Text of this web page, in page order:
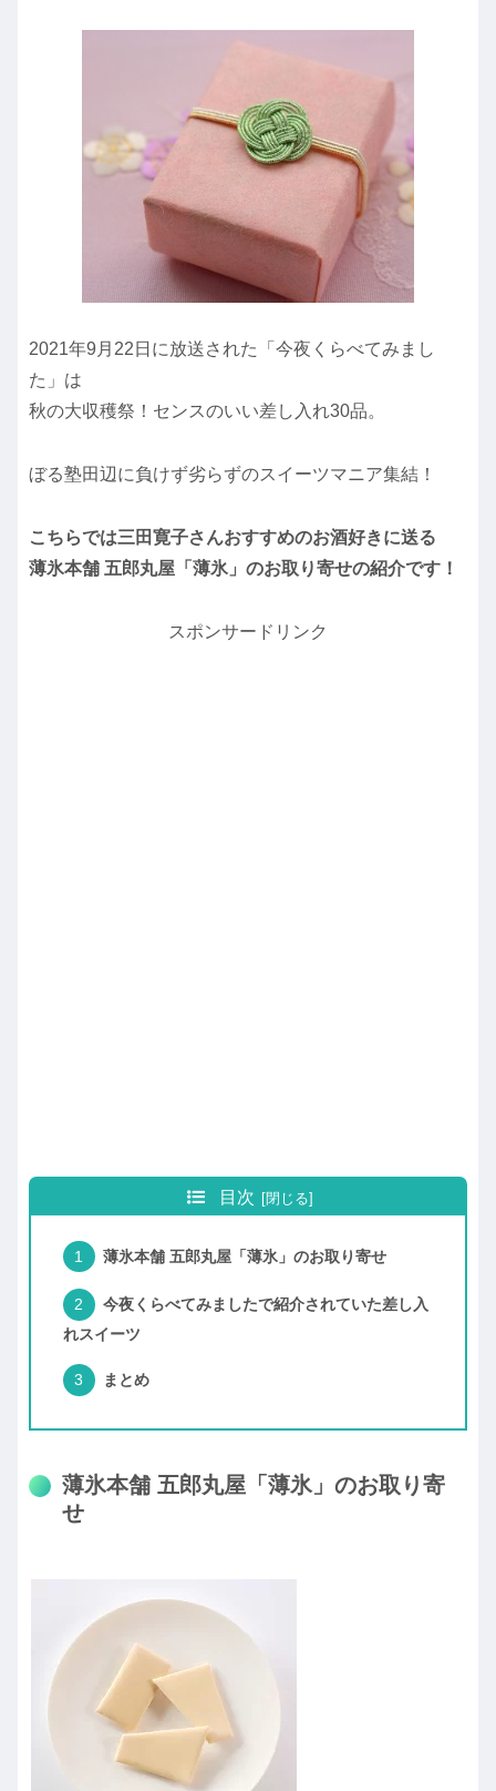
2021年9月22日に放送された「今夜くらべてみまし
た」は
秋の大収穫祭！センスのいい差し入れ30品。
ぼる塾田辺に負けず劣らずのスイーツマニア集結！
こちらでは三田寛子さんおすすめのお酒好きに送る
薄氷本舗 五郎丸屋「薄氷」のお取り寄せの紹介です！
スポンサードリンク
目次
薄氷本舗 五郎丸屋「薄氷」のお取り寄せ
今夜くらべてみましたで紹介されていた差し入
れスイーツ
まとめ
薄氷本舗 五郎丸屋「薄氷」のお取り寄
せ